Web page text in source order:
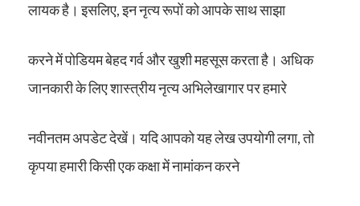
लायक है। इसलिए, इन नृत्य रूपों को आपके साथ साझा
करने में पोडियम बेहद गर्व और खुशी महसूस करता है। अधिक
जानकारी के लिए शास्त्रीय नृत्य अभिलेखागार पर हमारे
नवीनतम अपडेट देखें। यदि आपको यह लेख उपयोगी लगा, तो
कृपया हमारी किसी एक कक्षा में नामांकन करने